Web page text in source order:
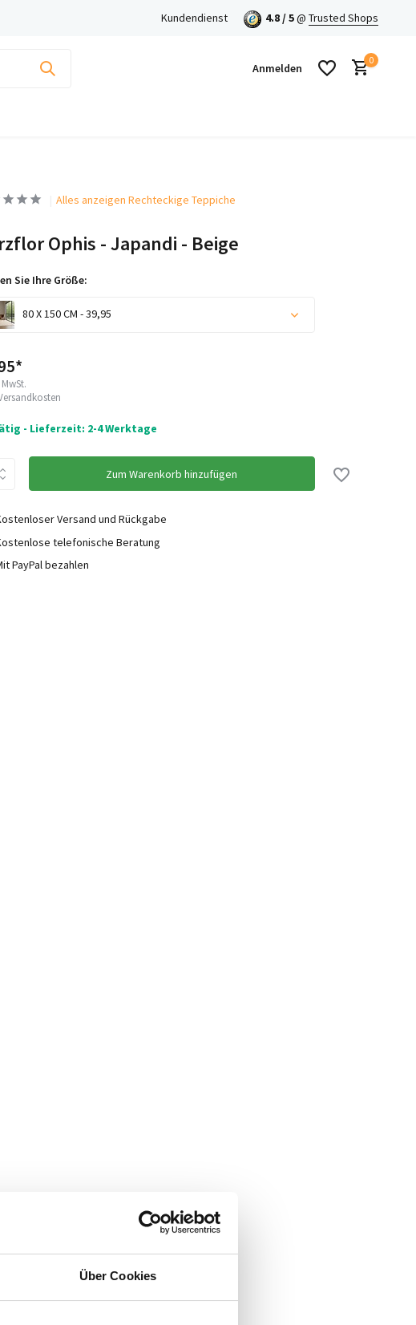
Über Cookies
Kundendienst 4.8 / 5@ Trusted Shops
Anmelden
Benutzerkonto anlegen
0
Alles anzeigen Rechteckige Teppiche
Ophis - Japandi - Beige
Sie Ihre Größe:
80 X 150 CM - 39,95
Nicht auf Lager
- Lieferzeit: 2-4 Werktage
Zum Warenkorb hinzufügen
Versand und Rückgabe
telefonische Beratung
PayPal bezahlen